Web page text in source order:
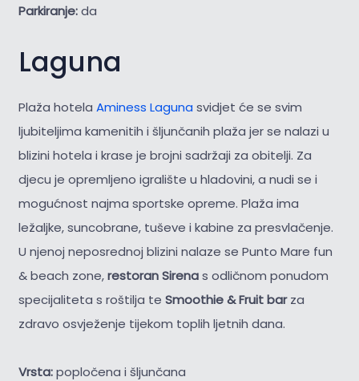
Parkiranje:da
Laguna
Plaža hotela Aminess Laguna svidjet će se svim
ljubiteljima kamenitih i šljunčanih plaža jer se nalazi u
blizini hotela i krase je brojni sadržaji za obitelji. Za
djecu je opremljeno igralište u hladovini, a nudi se i
mogućnost najma sportske opreme. Plaža ima
ležaljke, suncobrane, tuševe i kabine za presvlačenje.
U njenoj neposrednoj blizini nalaze se Punto Mare fun
& beach zone,restoran Sirenas odličnom ponudom
specijaliteta s roštilja te Smoothie & Fruit barza
zdravo osvježenje tijekom toplih ljetnih dana.
Vrsta:popločena i šljunčana